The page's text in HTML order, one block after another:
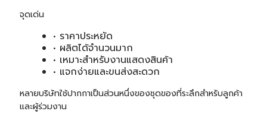
จุดเด่น
• ราคาประหยัด
• ผลิตได้จำนวนมาก
• เหมาะสำหรับงานแสดงสินค้า
• แจกง่ายและขนส่งสะดวก
หลายบริษัทใช้ปากกาเป็นส่วนหนึ่งของชุดของที่ระลึกสำหรับลูกค้า
และผู้ร่วมงาน